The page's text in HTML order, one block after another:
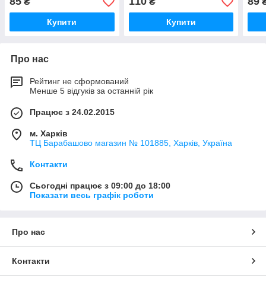
Купити Купити
Про нас
Рейтинг не сформований
Менше 5 відгуків за останній рік
Працює з 24.02.2015
м. Харків
ТЦ Барабашово магазин № 101885, Харків, Україна
Контакти
Сьогодні працює з 09:00 до 18:00
Показати весь графік роботи
Про нас
Контакти